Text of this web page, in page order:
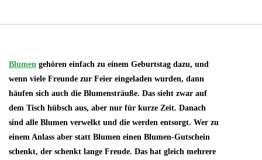
Blumen gehören einfach zu einem Geburtstag dazu, und
wenn viele Freunde zur Feier eingeladen wurden, dann
häufen sich auch die Blumensträuße. Das sieht zwar auf
dem Tisch hübsch aus, aber nur für kurze Zeit. Danach
sind alle Blumen verwelkt und die werden entsorgt. Wer zu
einem Anlass aber statt Blumen einen Blumen-Gutschein
schenkt, der schenkt lange Freude. Das hat gleich mehrere